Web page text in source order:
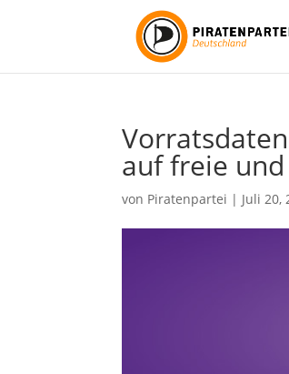
auf freie
von Piratenpartei | Juli 20,